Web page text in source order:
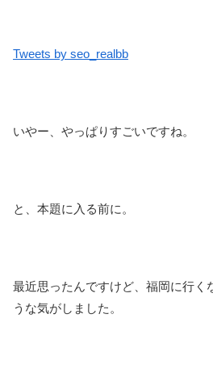
Tweets by seo_realbb
いやー、やっぱりすごいですね。
と、本題に入る前に。
最近思ったんですけど、福岡に行く
うな気がしました。